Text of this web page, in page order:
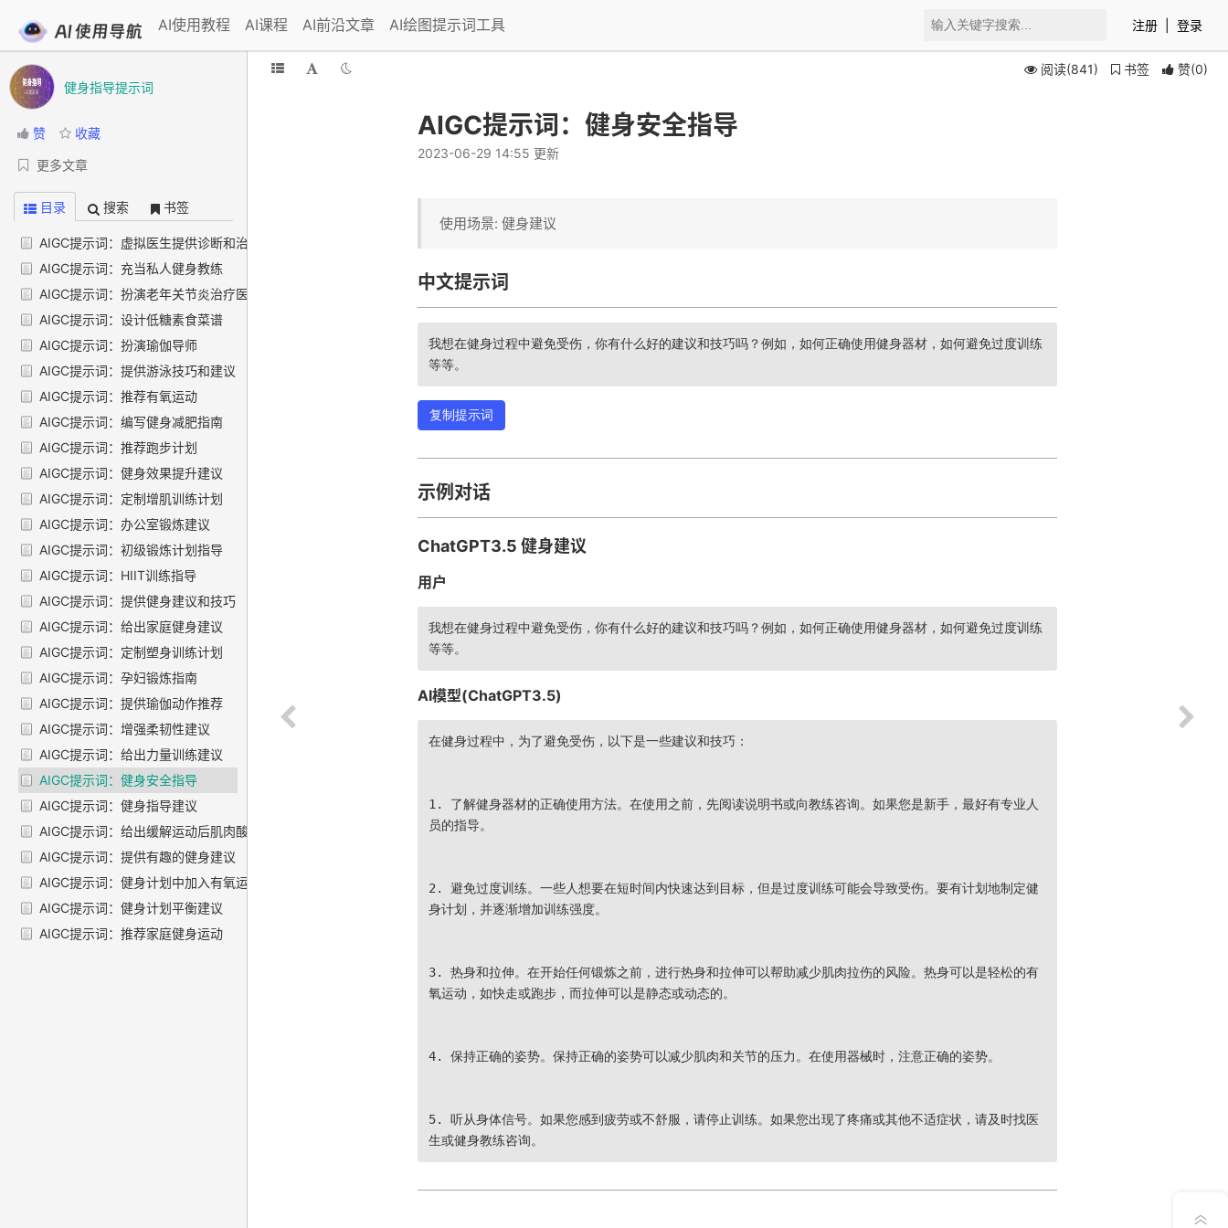
AI使用教程 AI课程 AI前沿文章 AI绘图提示词工具 注册 登录
健身指导提示词
赞 收藏
更多文章
目录 搜索 书签
AIGC提示词：虚拟医生提供诊断和治疗建议
AIGC提示词：充当私人健身教练
AIGC提示词：扮演老年关节炎治疗医生
AIGC提示词：设计低糖素食菜谱
AIGC提示词：扮演瑜伽导师
AIGC提示词：提供游泳技巧和建议
AIGC提示词：推荐有氧运动
AIGC提示词：编写健身减肥指南
AIGC提示词：推荐跑步计划
AIGC提示词：健身效果提升建议
AIGC提示词：定制增肌训练计划
AIGC提示词：办公室锻炼建议
AIGC提示词：初级锻炼计划指导
AIGC提示词：HIIT训练指导
AIGC提示词：提供健身建议和技巧
AIGC提示词：给出家庭健身建议
AIGC提示词：定制塑身训练计划
AIGC提示词：孕妇锻炼指南
AIGC提示词：提供瑜伽动作推荐
AIGC提示词：增强柔韧性建议
AIGC提示词：给出力量训练建议
AIGC提示词：健身安全指导
AIGC提示词：健身指导建议
AIGC提示词：给出缓解运动后肌肉酸痛的建议
AIGC提示词：提供有趣的健身建议
AIGC提示词：健身计划中加入有氧运动指南
AIGC提示词：健身计划平衡建议
AIGC提示词：推荐家庭健身运动
阅读(841) 书签 赞(0)
AIGC提示词：健身安全指导
2023-06-29 14:55 更新
使用场景: 健身建议
中文提示词
我想在健身过程中避免受伤，你有什么好的建议和技巧吗？例如，如何正确使用健身器材，如何避免过度训练
等等。
复制提示词
示例对话
ChatGPT3.5 健身建议
用户
我想在健身过程中避免受伤，你有什么好的建议和技巧吗？例如，如何正确使用健身器材，如何避免过度训练
等等。
AI模型(ChatGPT3.5)
在健身过程中，为了避免受伤，以下是一些建议和技巧：
1. 了解健身器材的正确使用方法。在使用之前，先阅读说明书或向教练咨询。如果您是新手，最好有专业人
员的指导。
2. 避免过度训练。一些人想要在短时间内快速达到目标，但是过度训练可能会导致受伤。要有计划地制定健
身计划，并逐渐增加训练强度。
3. 热身和拉伸。在开始任何锻炼之前，进行热身和拉伸可以帮助减少肌肉拉伤的风险。热身可以是轻松的有
氧运动，如快走或跑步，而拉伸可以是静态或动态的。
4. 保持正确的姿势。保持正确的姿势可以减少肌肉和关节的压力。在使用器械时，注意正确的姿势。
5. 听从身体信号。如果您感到疲劳或不舒服，请停止训练。如果您出现了疼痛或其他不适症状，请及时找医
生或健身教练咨询。